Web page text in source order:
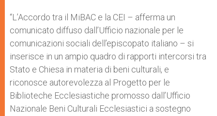
“L’Accordo tra il MiBAC e la CEI – afferma un
comunicato diffuso dall’Ufficio nazionale per le
comunicazioni sociali dell’episcopato italiano – si
inserisce in un ampio quadro di rapporti intercorsi tra
Stato e Chiesa in materia di beni culturali, e
riconosce autorevolezza al Progetto per le
Biblioteche Ecclesiastiche promosso dall’Ufficio
Nazionale Beni Culturali Ecclesiastici a sostegno